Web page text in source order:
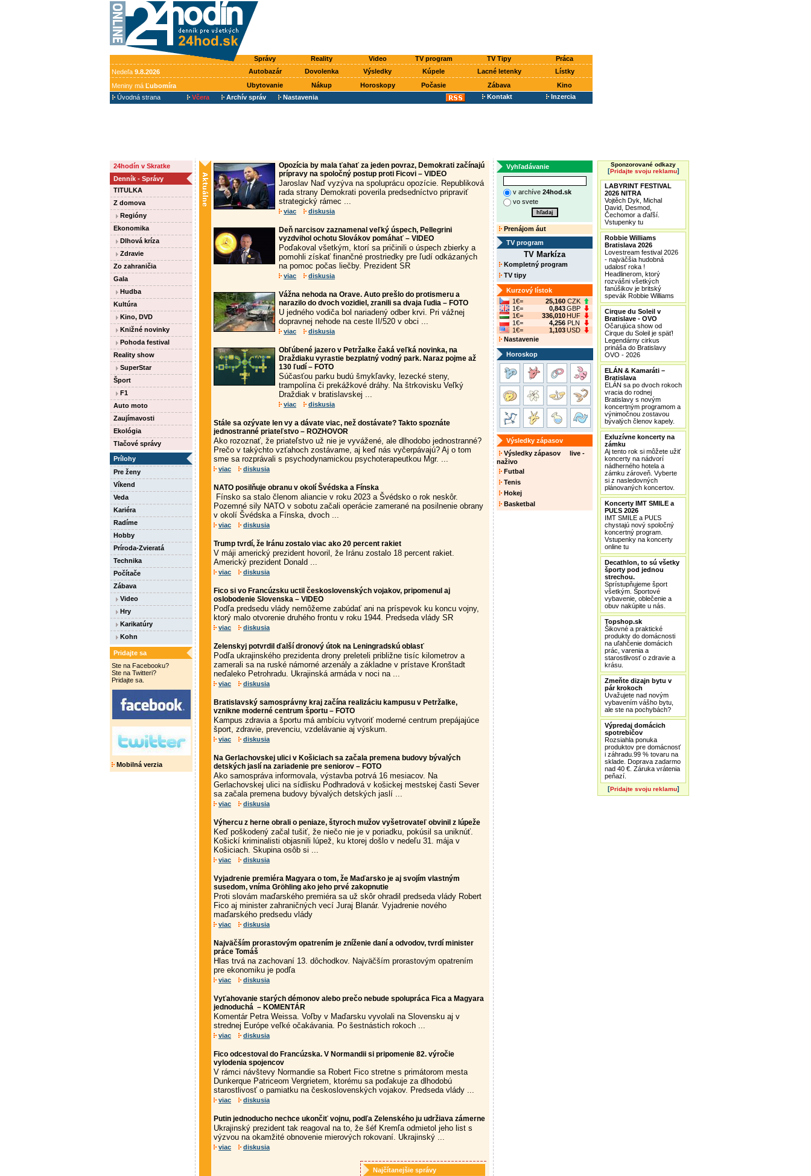
Správy Reality Video TV program TV Tipy
Práca
Nedeľa 9.8.2026 Autobazár Dovolenka Výsledky Kúpele Lacné letenky
Lístky
Meniny má Ľubomíra Ubytovanie Nákup Horoskopy Počasie Zábava
Kino
Úvodná strana
Včera Archív správ Nastavenia Kontakt Inzercia
24hodín v Skratke
Denník - Správy
TITULKA
Z domova
Regióny
Ekonomika
Dlhová kríza
Zdravie
Zo zahraničia
Gala
Hudba
Kultúra
Kino, DVD
Knižné novinky
Pohoda festival
Reality show
SuperStar
Šport
F1
Auto moto
Zaujímavosti
Ekológia
Tlačové správy
Prílohy
Pre ženy
Víkend
Veda
Kariéra
Radíme
Hobby
Príroda-Zvieratá
Technika
Počítače
Zábava
Video
Hry
Karikatúry
Kohn
Pridajte sa
Ste na Facebooku?
Ste na Twitteri?
Pridajte sa.
Mobilná verzia
Opozícia by mala ťahať za jeden povraz, Demokrati začínajú
prípravy na spoločný postup proti Ficovi – VIDEO
Jaroslav Naď vyzýva na spoluprácu opozície. Republiková
rada strany Demokrati poverila predsedníctvo pripraviť
strategický rámec ...
viac diskusia
Deň narcisov zaznamenal veľký úspech, Pellegrini
vyzdvihol ochotu Slovákov pomáhať – VIDEO
Poďakoval všetkým, ktorí sa pričinili o úspech zbierky a
pomohli získať finančné prostriedky pre ľudí odkázaných
na pomoc počas liečby. Prezident SR
viac diskusia
Vážna nehoda na Orave. Auto prešlo do protismeru a
narazilo do dvoch vozidiel, zranili sa dvaja ľudia – FOTO
U jedného vodiča bol nariadený odber krvi. Pri vážnej
dopravnej nehode na ceste II/520 v obci ...
viac diskusia
Obľúbené jazero v Petržalke čaká veľká novinka, na
Draždiaku vyrastie bezplatný vodný park. Naraz pojme až
130 ľudí – FOTO
Súčasťou parku budú šmykľavky, lezecké steny,
trampolína či prekážkové dráhy. Na štrkovisku Veľký
Draždiak v bratislavskej ...
viac diskusia
Stále sa ozývate len vy a dávate viac, než dostávate? Takto spoznáte
jednostranné priateľstvo – ROZHOVOR
Ako rozoznať, že priateľstvo už nie je vyvážené, ale dlhodobo jednostranné?
Prečo v takýchto vzťahoch zostávame, aj keď nás vyčerpávajú? Aj o tom
sme sa rozprávali s psychodynamickou psychoterapeutkou Mgr. ...
viac diskusia
NATO posilňuje obranu v okolí Švédska a Fínska
Fínsko sa stalo členom aliancie v roku 2023 a Švédsko o rok neskôr.
Pozemné sily NATO v sobotu začali operácie zamerané na posilnenie obrany
v okolí Švédska a Fínska, dvoch ...
viac diskusia
Trump tvrdí, že Iránu zostalo viac ako 20 percent rakiet
V máji americký prezident hovoril, že Iránu zostalo 18 percent rakiet.
Americký prezident Donald ...
viac diskusia
Fico si vo Francúzsku uctil československých vojakov, pripomenul aj
oslobodenie Slovenska – VIDEO
Podľa predsedu vlády nemôžeme zabúdať ani na príspevok ku koncu vojny,
ktorý malo otvorenie druhého frontu v roku 1944. Predseda vlády SR
viac diskusia
Zelenskyj potvrdil ďalší dronový útok na Leningradskú oblasť
Podľa ukrajinského prezidenta drony preleteli približne tisíc kilometrov a
zamerali sa na ruské námorné arzenály a základne v prístave Kronštadt
neďaleko Petrohradu. Ukrajinská armáda v noci na ...
viac diskusia
Bratislavský samosprávny kraj začína realizáciu kampusu v Petržalke,
vznikne moderné centrum športu – FOTO
Kampus zdravia a športu má ambíciu vytvoriť moderné centrum prepájajúce
šport, zdravie, prevenciu, vzdelávanie aj výskum.
viac diskusia
Na Gerlachovskej ulici v Košiciach sa začala premena budovy bývalých
detských jaslí na zariadenie pre seniorov – FOTO
Ako samospráva informovala, výstavba potrvá 16 mesiacov. Na
Gerlachovskej ulici na sídlisku Podhradová v košickej mestskej časti Sever
sa začala premena budovy bývalých detských jaslí ...
viac diskusia
Výhercu z herne obrali o peniaze, štyroch mužov vyšetrovateľ obvinil z lúpeže
Keď poškodený začal tušiť, že niečo nie je v poriadku, pokúsil sa uniknúť.
Košickí kriminalisti objasnili lúpež, ku ktorej došlo v nedeľu 31. mája v
Košiciach. Skupina osôb si ...
viac diskusia
Vyjadrenie premiéra Magyara o tom, že Maďarsko je aj svojím vlastným
susedom, vníma Gröhling ako jeho prvé zakopnutie
Proti slovám maďarského premiéra sa už skôr ohradil predseda vlády Robert
Fico aj minister zahraničných vecí Juraj Blanár. Vyjadrenie nového
maďarského predsedu vlády
viac diskusia
Najväčším prorastovým opatrením je zníženie daní a odvodov, tvrdí minister
práce Tomáš
Hlas trvá na zachovaní 13. dôchodkov. Najväčším prorastovým opatrením
pre ekonomiku je podľa
viac diskusia
Vyťahovanie starých démonov alebo prečo nebude spolupráca Fica a Magyara
jednoduchá – KOMENTÁR
Komentár Petra Weissa. Voľby v Maďarsku vyvolali na Slovensku aj v
strednej Európe veľké očakávania. Po šestnástich rokoch ...
viac diskusia
Fico odcestoval do Francúzska. V Normandii si pripomenie 82. výročie
vylodenia spojencov
V rámci návštevy Normandie sa Robert Fico stretne s primátorom mesta
Dunkerque Patriceom Vergrietem, ktorému sa poďakuje za dlhodobú
starostlivosť o pamiatku na československých vojakov. Predseda vlády ...
viac diskusia
Putin jednoducho nechce ukončiť vojnu, podľa Zelenského ju udržiava zámerne
Ukrajinský prezident tak reagoval na to, že šéf Kremľa odmietol jeho list s
výzvou na okamžité obnovenie mierových rokovaní. Ukrajinský ...
viac diskusia
Najčítanejšie správy
Vyhľadávanie
v archíve 24hod.sk
vo svete
Prenájom áut
TV program
TV Markíza
Kompletný program
TV tipy
Kurzový lístok
1€=
25,160 CZK
1€=
0,843GBP
1€=
336,010HUF
1€=
4,256 PLN
1€=
1,103USD
Nastavenie
Horoskop
Výsledky zápasov
Výsledky zápasov live -
naživo
Futbal
Tenis
Hokej
Basketbal
Sponzorované odkazy
[Pridajte svoju reklamu]
LABYRINT FESTIVAL
2026 NITRA
Vojtěch Dyk, Michal
David, Desmod,
Čechomor a ďaľší.
Vstupenky tu
Robbie Williams
Bratislava 2026
Lovestream festival 2026
- najväčšia hudobná
udalosť roka !
Headlinerom, ktorý
rozvášni všetkých
fanúšikov je britský
spevák Robbie Williams
Cirque du Soleil v
Bratislave - OVO
Očarujúca show od
Cirque du Soleil je späť!
Legendárny cirkus
prináša do Bratislavy
OVO - 2026
ELÁN & Kamaráti –
Bratislava
ELÁN sa po dvoch rokoch
vracia do rodnej
Bratislavy s novým
koncertným programom a
výnimočnou zostavou
bývalých členov kapely.
Exluzívne koncerty na
zámku
Aj tento rok si môžete užiť
koncerty na nádvorí
nádherného hotela a
zámku zároveň. Vyberte
si z nasledovných
plánovaných koncertov.
Koncerty IMT SMILE a
PUĽS 2026
IMT SMILE a PUĽS
chystajú nový spoločný
koncertný program.
Vstupenky na koncerty
online tu
Decathlon, to sú všetky
športy pod jednou
strechou.
Sprístupňujeme šport
všetkým. Športové
vybavenie, oblečenie a
obuv nakúpite u nás.
Topshop.sk
Šikovné a praktické
produkty do domácnosti
na uľahčenie domácich
prác, varenia a
starostlivosť o zdravie a
krásu.
Zmeňte dizajn bytu v
pár krokoch
Uvažujete nad novým
vybavením vášho bytu,
ale ste na pochybách?
Výpredaj domácich
spotrebičov
Rozsiahla ponuka
produktov pre domácnosť
i záhradu.99 % tovaru na
sklade. Doprava zadarmo
nad 40 €. Záruka vrátenia
peňazí.
[Pridajte svoju reklamu]